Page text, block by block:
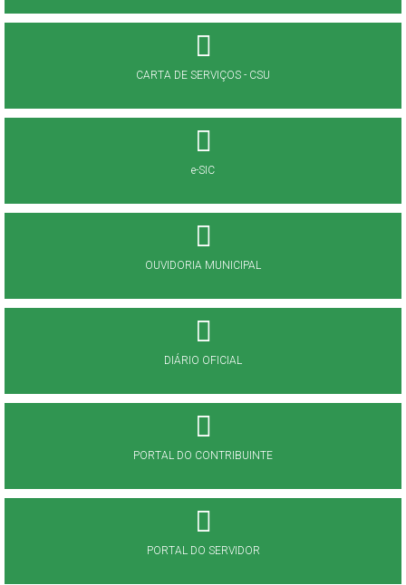
CARTA DE SERVIÇOS - CSU
e-SIC
OUVIDORIA MUNICIPAL
DIÁRIO OFICIAL
PORTAL DO CONTRIBUINTE
PORTAL DO SERVIDOR